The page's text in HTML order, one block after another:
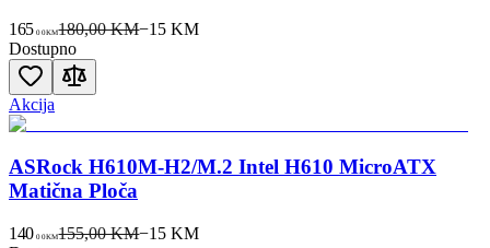
165 00KM180,00 KM−15 KM
Dostupno
Akcija
ASRock H610M-H2/M.2 Intel H610 MicroATX
Matična Ploča
140 00KM155,00 KM−15 KM